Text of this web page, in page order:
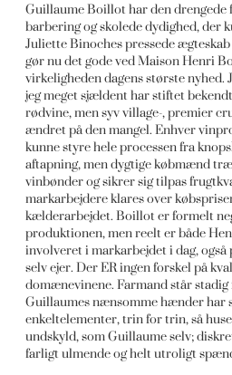
Guillaume Boillot har den drengede
barbering og skolede dydighed, der
Juliette Binoches pressede
gør nu det gode ved Maison Henri
virkeligheden dagens største nyhed.
jeg meget sjældent har stiftet
rødvine, men syv village-, premier
ændret på den mangel. Enhver
kunne styre hele processen fra
aftapning, men dygtige købmænd
vinbønder og sikrer sig tilpas
markarbejdere klares over
kælderarbejdet. Boillot er formelt
produktionen, men reelt er både
involveret i markarbejdet i dag, også
selv ejer. Der ER ingen forskel på
domænevinene. Farmand står
Guillaumes nænsomme hænder har
enkeltelementer, trin for trin, så
undskyld, som Guillaume selv;
farligt ulmende og helt utroligt